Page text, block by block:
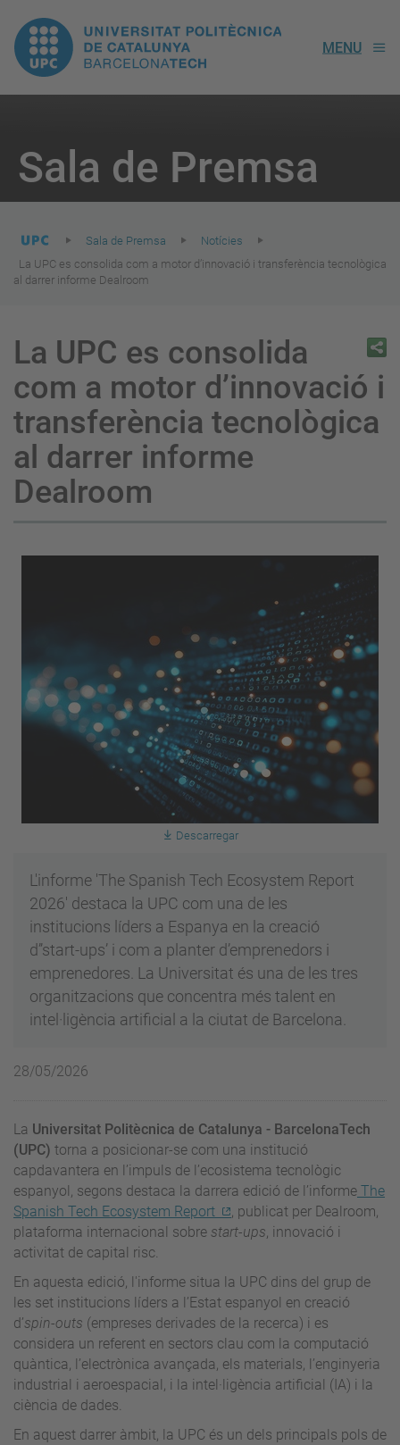
UPC.
Universitat
de
Catalunya
MENU
Sala de Premsa
here:
Sala de Premsa
Notícies
La UPC es consolida com a motor d’innovació i transferència tecnològica
al darrer informe Dealroom
La UPC es consolida
com a motor d’innovació i
transferència tecnològica
al darrer informe
Dealroom
Descarregar
L'informe 'The Spanish Tech Ecosystem Report
2026' destaca la UPC com una de les
institucions líders a Espanya en la creació
d’’start-ups’ i com a planter d’emprenedors i
emprenedores. La Universitat és una de les tres
organitzacions que concentra més talent en
intel·ligència artificial a la ciutat de Barcelona.
28/05/2026
La Universitat Politècnica de Catalunya - BarcelonaTech
(UPC) torna a posicionar-se com una institució
capdavantera en l’impuls de l’ecosistema tecnològic
espanyol, segons destaca la darrera edició de l’informe The
Spanish Tech Ecosystem Report
, publicat per Dealroom,
plataforma internacional sobre start-ups, innovació i
activitat de capital risc.
En aquesta edició, l'informe situa la UPC dins del grup de
les set institucions líders a l’Estat espanyol en creació
d’spin-outs (empreses derivades de la recerca) i es
considera un referent en sectors clau com la computació
quàntica, l’electrònica avançada, els materials, l’enginyeria
industrial i aeroespacial, i la intel·ligència artificial (IA) i la
ciència de dades.
En aquest darrer àmbit, la UPC és un dels principals pols de